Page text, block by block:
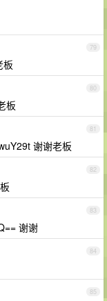
79
板
80
板
81
谢谢老板
82
83
谢谢
84
85